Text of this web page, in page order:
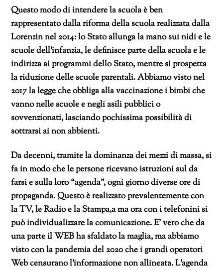
Questo modo di intendere la scuola è ben
rappresentato dalla riforma della scuola realizzata dalla
Lorenzin nel 2014: lo Stato allunga la mano sui nidi e le
scuole dell’infanzia, le definisce parte della scuola e le
indirizza ai programmi dello Stato, mentre si prospetta
la riduzione delle scuole parentali. Abbiamo visto nel
2017 la legge che obbliga alla vaccinazione i bimbi che
vanno nelle scuole e negli asili pubblici o
sovvenzionati, lasciando pochissima possibilità di
sottrarsi ai non abbienti.
Da decenni, tramite la dominanza dei mezzi di massa, si
fa in modo che le persone ricevano istruzioni sul da
farsi e sulla loro “agenda”, ogni giorno diverse ore di
propaganda. Questo è realizzato prevalentemente con
la TV, le Radio e la Stampa,a ma ora con i telefonini si
può individualizzare la comunicazione. E’ vero che da
una parte il WEB ha sfaldato la maglia, ma abbiamo
visto con la pandemia del 2020 che i grandi operatori
Web censurano l’informazione non allineata. L’agenda